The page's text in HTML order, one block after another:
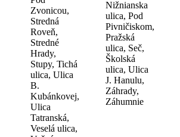
Zvonicou,
Stredná
Roveň,
Stredné
Hrady,
Stupy, Tichá
ulica, Ulica
B.
Kubánkovej,
Ulica
Tatranská,
Veselá ulica,
Nižnianska
ulica, Pod
Pivničiskom,
Pražská
ulica, Seč,
Školská
ulica, Ulica
J. Hanulu,
Záhrady,
Záhumnie